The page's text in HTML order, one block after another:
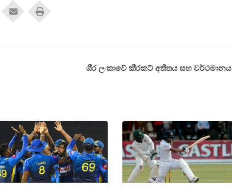
ශී‍්‍ර ලංකාවේ කි‍්‍රකට් අතීතය සහ වර්ථමානය